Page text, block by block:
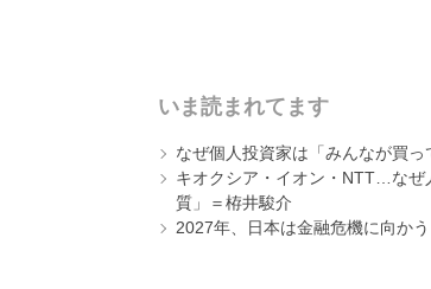
いま読まれてます
なぜ個人投資家は「みんなが買
キオクシア・イオン・NTT…なぜ
質」＝栫井駿介
2027年、日本は金融危機に向か